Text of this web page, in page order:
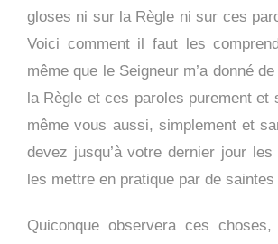
gloses ni sur la Règle ni sur ces
Voici comment il faut les
même que le Seigneur m’a donné
la Règle et ces paroles purement et
même vous aussi, simplement et
devez jusqu’à votre dernier jour
les mettre en pratique par de
Quiconque observera ces choses,